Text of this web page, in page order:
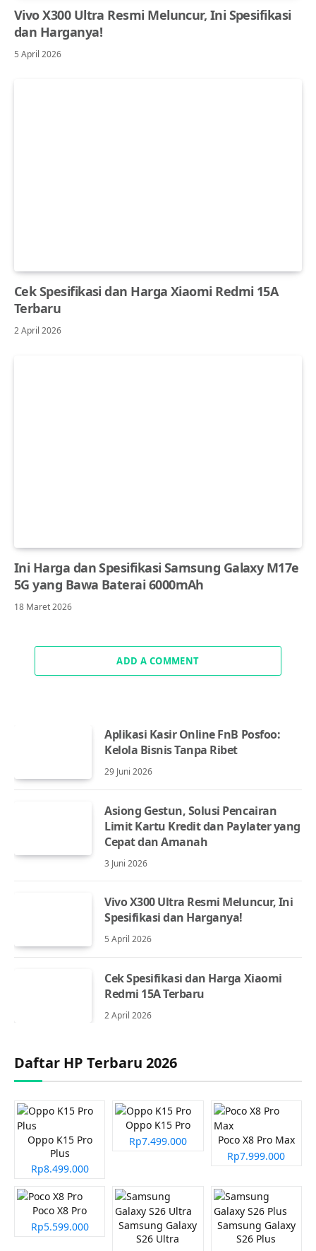
Vivo X300 Ultra Resmi Meluncur, Ini Spesifikasi
dan Harganya!
5 April 2026
Cek Spesifikasi dan Harga Xiaomi Redmi 15A
Terbaru
2 April 2026
Ini Harga dan Spesifikasi Samsung Galaxy M17e
5G yang Bawa Baterai 6000mAh
18 Maret 2026
ADD A COMMENT
Aplikasi Kasir Online FnB Posfoo:
Kelola Bisnis Tanpa Ribet
29 Juni 2026
Asiong Gestun, Solusi Pencairan
Limit Kartu Kredit dan Paylater yang
Cepat dan Amanah
3 Juni 2026
Vivo X300 Ultra Resmi Meluncur, Ini
Spesifikasi dan Harganya!
5 April 2026
Cek Spesifikasi dan Harga Xiaomi
Redmi 15A Terbaru
2 April 2026
Daftar HP Terbaru 2026
Oppo K15 Pro
Plus
Rp8.499.000
Oppo K15 Pro
Rp7.499.000
Poco X8 Pro Max
Rp7.999.000
Poco X8 Pro
Rp5.599.000
Samsung Galaxy
S26 Ultra
Samsung Galaxy
S26 Plus